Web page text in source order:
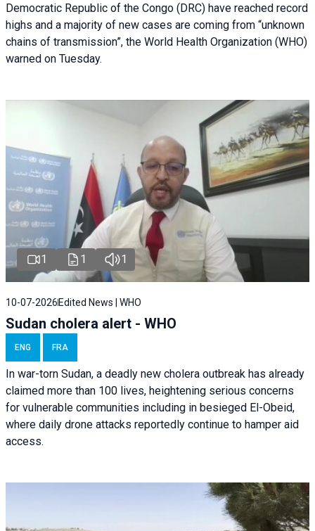
Democratic Republic of the Congo (DRC) have reached record
highs and a majority of new cases are coming from “unknown
chains of transmission”, the World Health Organization (WHO)
warned on Tuesday.
1 1 1
10-07-2026 Edited News | WHO
Sudan cholera alert - WHO
ENG FRA
In war-torn Sudan, a deadly new cholera outbreak has already
claimed more than 100 lives, heightening serious concerns
for vulnerable communities including in besieged El-Obeid,
where daily drone attacks reportedly continue to hamper aid
access.